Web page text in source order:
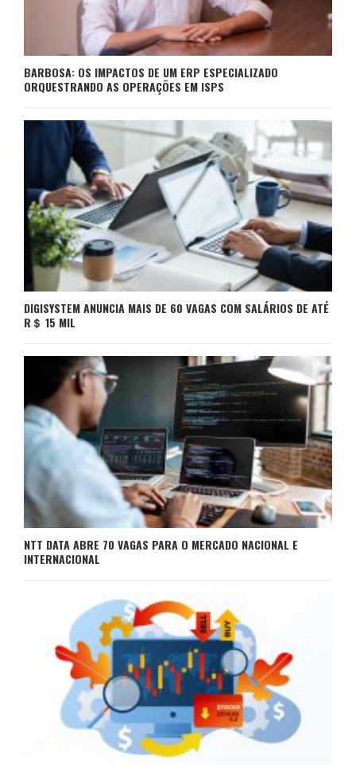
BARBOSA: OS IMPACTOS DE UM ERP ESPECIALIZADO
ORQUESTRANDO AS OPERAÇÕES EM ISPS
DIGISYSTEM ANUNCIA MAIS DE 60 VAGAS COM SALÁRIOS DE ATÉ
R＄ 15 MIL
NTT DATA ABRE 70 VAGAS PARA O MERCADO NACIONAL E
INTERNACIONAL